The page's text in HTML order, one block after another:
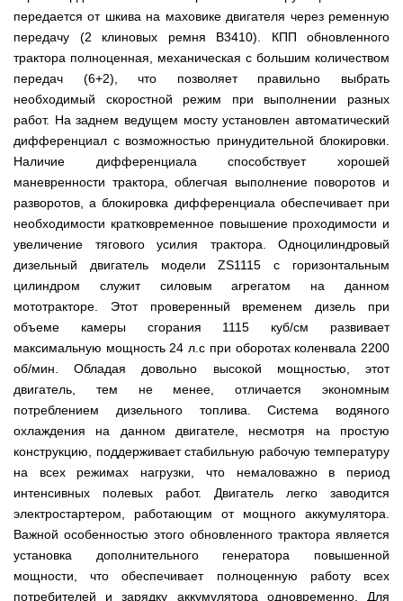
передается от шкива на маховике двигателя через ременную
передачу (2 клиновых ремня В3410). КПП обновленного
трактора полноценная, механическая с большим количеством
передач (6+2), что позволяет правильно выбрать
необходимый скоростной режим при выполнении разных
работ. На заднем ведущем мосту установлен автоматический
дифференциал с возможностью принудительной блокировки.
Наличие дифференциала способствует хорошей
маневренности трактора, облегчая выполнение поворотов и
разворотов, а блокировка дифференциала обеспечивает при
необходимости кратковременное повышение проходимости и
увеличение тягового усилия трактора. Одноцилиндровый
дизельный двигатель модели ZS1115 с горизонтальным
цилиндром служит силовым агрегатом на данном
мототракторе. Этот проверенный временем дизель при
объеме камеры сгорания 1115 куб/см развивает
максимальную мощность 24 л.с при оборотах коленвала 2200
об/мин. Обладая довольно высокой мощностью, этот
двигатель, тем не менее, отличается экономным
потреблением дизельного топлива. Система водяного
охлаждения на данном двигателе, несмотря на простую
конструкцию, поддерживает стабильную рабочую температуру
на всех режимах нагрузки, что немаловажно в период
интенсивных полевых работ. Двигатель легко заводится
электростартером, работающим от мощного аккумулятора.
Важной особенностью этого обновленного трактора является
установка дополнительного генератора повышенной
мощности, что обеспечивает полноценную работу всех
потребителей и зарядку аккумулятора одновременно. Для
ТЭНом
Бойлеры
EWT
Clima
RUNDE
KOMBI
Цилиндрический
комбинированного
нагрева
мокрым
ТЭНом
EWT
Clima
DRY
H
Горизонтальный
цилиндрический
водонагреватель
с
сухими
ТЭНами
Бойлеры
EWT
Clima
DRY
Slim
Горизонтальный
цилиндрический
с
KO
Аккумуляторные
Мотокосы
FORTE
Мотокосы
GRUNHELM
WERK
Мотокосы Hyundai
Электрокосы
FORTE
WERK
Электротриммеры
мотоблоков
Адаптеры
для
мотоблоков
Запчасти
Мотоблоки
Мотоблоки
Weima
DeLuxe
HYUNDAI
Мотопомпы
VITALS
Сенокосилки
Почвофреза
для
Ходоуменьшители
Измельчители
веток
для
мотоблоков,
дробилки
веток
для
Снегоуборщики
для
мотоблока
Сеялка
зерновая
Сеялка
овощная
мотоблока
Чеснокосажалки
мотоблока
Чеснококопалка
мотоблока,
мототрактора
Комплект
для
минитрактора,
трактора
КОСИЛКА
ДЛЯ
ТРАКТОРА
Косилка
для
КУЛЬТИВАТОРЫ
ОКУЧНИКИ
МУЛЬЧИРОВАТЕЛЬ
Плуг
минитрактора,
трактора,
Лопата-
отвал
трактору
зерновая
для
минитрактора,
Сеялки
ПОЧВОФРЕЗЫ
Твердотопливные
котлы
PROTECH
Твердотопливные
котлы
БУРЖУЙ
Твердотопливные
МАРТЕН
Твердотопливные
котлы
ПРОСКУРОВ
Циркуляционные
насосы
RODA
Электроконвекторы
Отопительные
печи,
БУРЖУЙКА
ВЕРТИКАЛЬ
Отопительные
печи,
БУРЖУЙКА
ОГНЕВ
печи,
БУРЖУЙКА
бань
и
саун
CANADA
Печи-
каменки
саун
VESUVI
Печи-
каменки
для
саун НОВАСЛАВ
Высоторезы
Станки
для
заточки
цепи
Бензопилы
IRON
Бензопилы
КЕНТАВР
Бензопилы
VITALS
AL-
KO
FORTE
WERK
Аккумуляторные
Аккумуляторные
пилы
KO
Бензопилы
Аккумуляторные
пылесосы
садовые,
воздуходувки
Бензиновые пылесосы
садовые,
воздуходувки
Электрические
пылесосы
садовые,
воздуходувки
Разбрасыватели
ручные
SOLO
Ручной
для
посадки
уборки
картошки
(2
1,
3
1
и
4
в
1)
ручные
Картофелекопалка
Лопата-
отвал
ручная
для
уборки
снега
Сварочные
аппараты
Сварочные
аппараты КЕНТАВР
Семена
Семена
салата
Аккумуляторные
скарификаторы
скарификаторы
Электрические
Скарификатор
Аэратор
KO
аэратор
Hyundai
Складские
платформенные
СКИФ
Тележки
инструментальные
СКИФ
Аккумуляторные
снегоуборщики
снегоуборщики
Электрические
Снегоуборщики
IRON
Снегоуборщики
AL-
Тачки
строительные
садовые
тачки
котлы
ПРОСКУРОВ
Твердотопливные
котлы
БУРЖУЙ
Твердотопливные
Коптильня
домашняя
Электрокультиваторы Кентавр